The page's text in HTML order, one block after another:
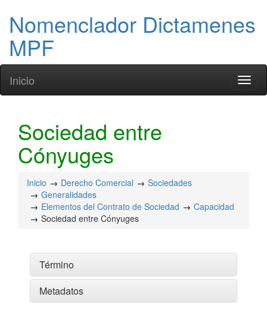
Nomenclador Dictamenes
MPF
Inicio
Sociedad entre
Cónyuges
Inicio Derecho Comercial
Sociedades
Generalidades
Elementos del Contrato de Sociedad
Capacidad
Sociedad entre Cónyuges
Término
Metadatos